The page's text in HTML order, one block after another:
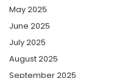
May 2025
June 2025
July 2025
August 2025
September 2025